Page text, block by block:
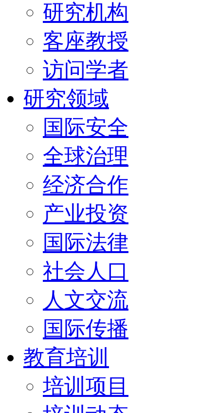
研究机构
客座教授
访问学者
研究领域
国际安全
全球治理
经济合作
产业投资
国际法律
社会人口
人文交流
国际传播
教育培训
培训项目